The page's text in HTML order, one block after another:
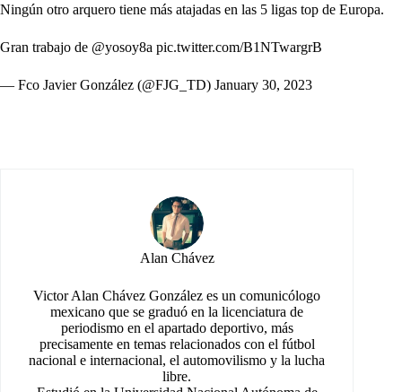
Ningún otro arquero tiene más atajadas en las 5 ligas top de Europa.
Gran trabajo de @yosoy8a pic.twitter.com/B1NTwargrB
— Fco Javier González (@FJG_TD) January 30, 2023
Alan Chávez
Victor Alan Chávez González es un comunicólogo
mexicano que se graduó en la licenciatura de
periodismo en el apartado deportivo, más
precisamente en temas relacionados con el fútbol
nacional e internacional, el automovilismo y la lucha
libre.